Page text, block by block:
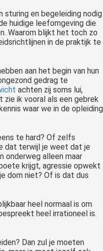
sturing en begeleiding nodig
huidige leefomgeving die
Waarom blijkt het toch zo
in de praktijk te
aan het begin van hun
gedrag te
achten zij soms lui,
ik vooral als een gebrek
waar we in de opleiding
te hard? Of zelfs
dat terwijl je weet dat je
onderweg alleen maar
krijgt, agressie opwekt
dom niet? Of is dat dus
heel normaal is om
heel irrationeel is.
Dan zul je moeten